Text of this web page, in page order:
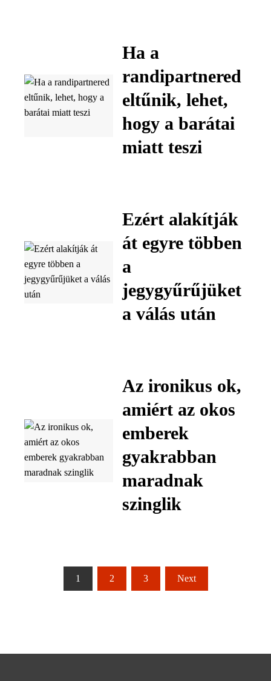
Ha a
randipartnered
eltűnik, lehet,
hogy a barátai
miatt teszi
Ezért alakítják
át egyre többen
a
jegygyűrűjüket
a válás után
Az ironikus ok,
amiért az okos
emberek
gyakrabban
maradnak
szinglik
Bejegyzések
1 2 3 Next